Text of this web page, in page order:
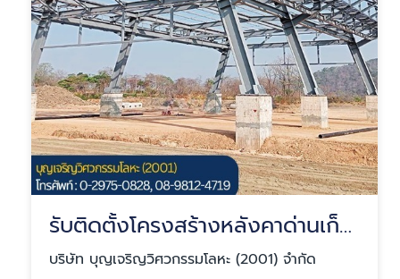
รับติดตั้งโครงสร้างหลังคาด่านเก็บเงิน
บริษัท บุญเจริญวิศวกรรมโลหะ (2001) จำกัด